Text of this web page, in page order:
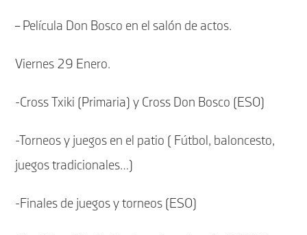
– Película Don Bosco en el salón de actos.
Viernes 29 Enero.
-Cross Txiki (Primaria) y Cross Don Bosco (ESO)
-Torneos y juegos en el patio ( Fútbol, baloncesto,
juegos tradicionales…)
-Finales de juegos y torneos (ESO)